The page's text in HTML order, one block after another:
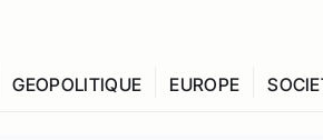
GEOPOLITIQUE EUROPE